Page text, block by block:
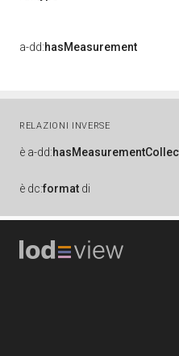
a-dd:hasMeasurement
RELAZIONI INVERSE
è a-dd:
è dc:format di